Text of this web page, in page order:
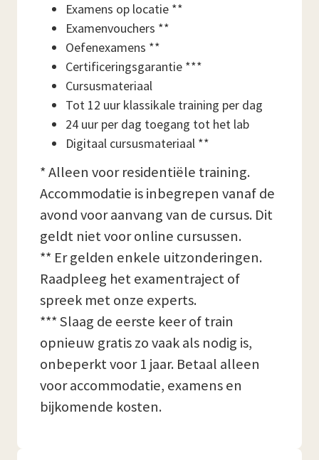
Examens op locatie **
Examenvouchers **
Oefenexamens **
Certificeringsgarantie ***
Cursusmateriaal
Tot 12 uur klassikale training per dag
24 uur per dag toegang tot het lab
Digitaal cursusmateriaal **
* Alleen voor residentiële training.
Accommodatie is inbegrepen vanaf de
avond voor aanvang van de cursus. Dit
geldt niet voor online cursussen.
** Er gelden enkele uitzonderingen.
Raadpleeg het examentraject of
spreek met onze experts.
*** Slaag de eerste keer of train
opnieuw gratis zo vaak als nodig is,
onbeperkt voor 1 jaar. Betaal alleen
voor accommodatie, examens en
bijkomende kosten.